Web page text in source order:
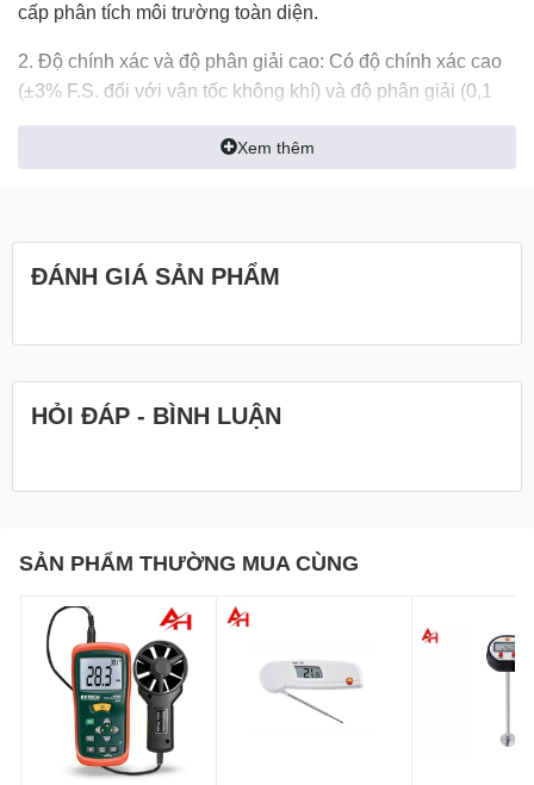
cấp phân tích môi trường toàn diện.
2. Độ chính xác và độ phân giải cao: Có độ chính xác cao
(±3% F.S. đối với vận tốc không khí) và độ phân giải (0,1
m/giây đối với vận tốc không khí, 0,1℃ đối với nhiệt độ),
đảm bảo các phép đo chính xác và có thể lặp lại.
bằng một tay. Bánh xe gắn ổ bi ma sát thấp đảm bảo độ
chính xác cao ở cả vận tốc không khí cao và thấp.
tại.
Thông số kỹ thuật Máy đo tốc độ gió, lưu
lượng gió, nhiệt độ LUTRON SP-82AT
- Màn hình:
Xem thêm
ĐÁNH GIÁ SẢN PHẨM
HỎI ĐÁP - BÌNH LUẬN
SẢN PHẨM THƯỜNG MUA CÙNG